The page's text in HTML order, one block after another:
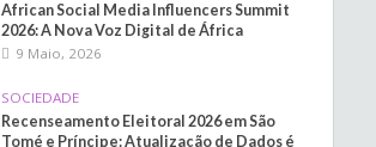
African Social Media Influencers Summit
2026: A Nova Voz Digital de África
9 Maio, 2026
SOCIEDADE
Recenseamento Eleitoral 2026 em São
Tomé e Príncipe: Atualização de Dados é